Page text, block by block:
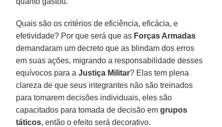
Quais são os critérios de eficiência, eficácia, e
efetividade? Por que será que as Forças Armadas
demandaram um decreto que as blindam dos erros
em suas ações, migrando a responsabilidade desses
equívocos para aJustiça Militar? Elas tem plena
clareza de que seus integrantes não são treinados
para tomarem decisões individuais, eles são
capacitados para tomada de decisão emgrupos
táticos, então o efeito será decorativo.